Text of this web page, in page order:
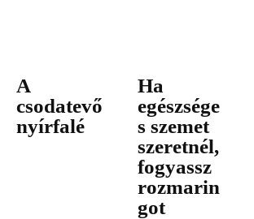
A
csodatevő
nyírfalé
Ha
egészsége
s szemet
szeretnél,
fogyassz
rozmarin
got